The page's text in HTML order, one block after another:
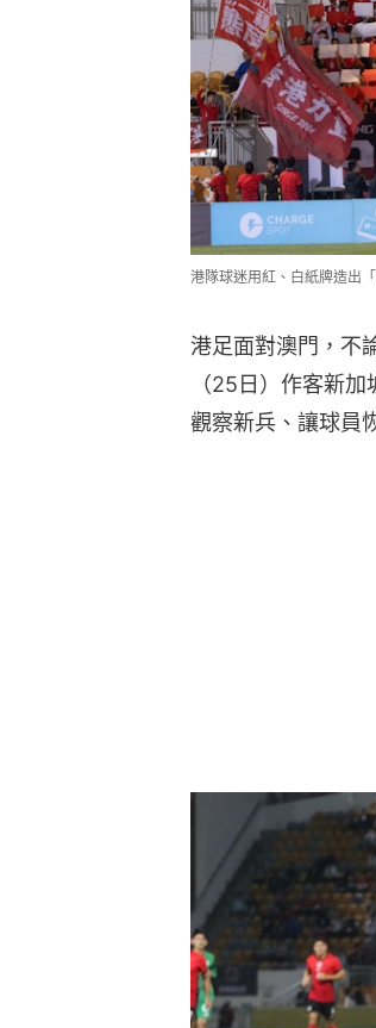
港隊球迷用紅、白紙牌造出
港足面對澳門，不
（25日）作客新
觀察新兵、讓球員